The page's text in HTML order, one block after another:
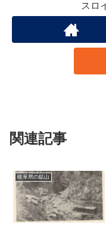
スロ
関連記事
岐阜県の鉱山